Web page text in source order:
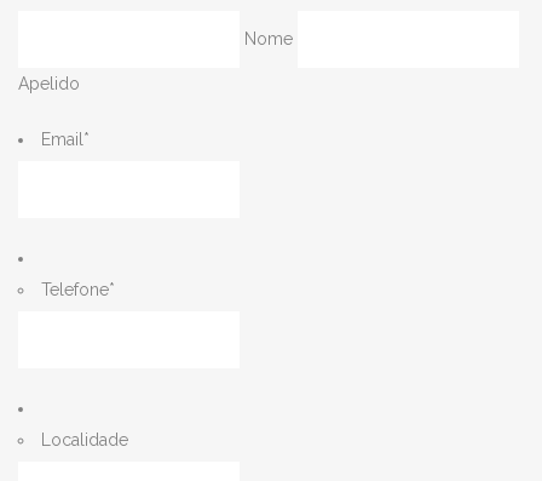
Nome
Apelido
Email *
Telefone*
Localidade